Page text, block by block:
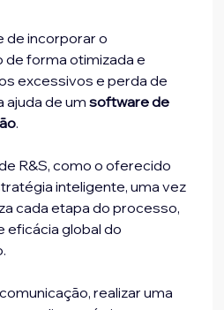
de incorporar o
forma otimizada e
excessivos e perda de
ajuda de um software de
.
R&S, como o oferecido
inteligente, uma vez
cada etapa do processo,
eficácia global do
realizar uma